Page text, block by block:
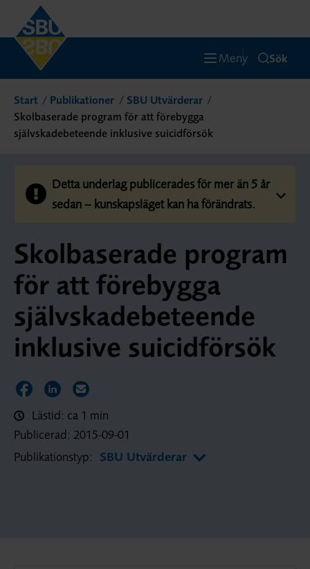
Meny Sök
Start Publikationer
SBU Utvärderar
Skolbaserade program för att förebygga
självskadebeteende inklusive suicidförsök
Detta underlag publicerades för mer än 5 år
sedan – kunskapsläget kan ha förändrats.
Skolbaserade program
för att förebygga
självskadebeteende
inklusive suicidförsök
Dela sidan på Facebook
Dela sidan på LinkedIn
Dela sidan via E-post
Lästid: ca 1 min
Publicerad: 2015-09-01
Publikationstyp: SBU Utvärderar